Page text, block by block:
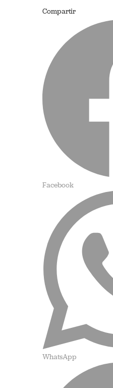
Compartir
Facebook
WhatsApp